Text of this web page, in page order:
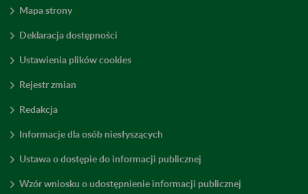
Mapa strony
Deklaracja dostępności
Ustawienia plików cookies
Rejestr zmian
Redakcja
Informacje dla osób niesłyszących
Ustawa o dostępie do informacji publicznej
Wzór wniosku o udostępnienie informacji publicznej